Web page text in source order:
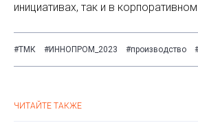
инициативах, так и в
#ТМК #ИННОПРОМ_2023 #производство
ЧИТАЙТЕ ТАКЖЕ